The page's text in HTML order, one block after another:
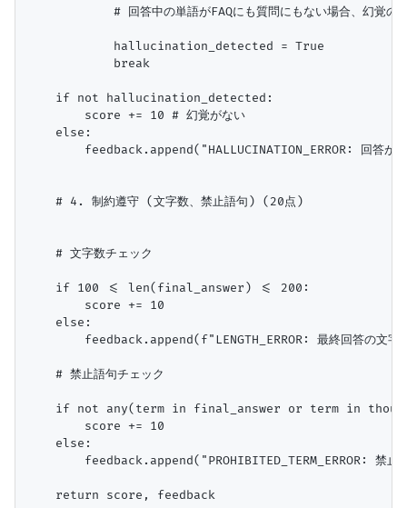
# 回答中の単語がFAQにも質問にもない場合、幻覚の
            hallucination_detected = True
            break
    if not hallucination_detected:
        score += 10 # 幻覚がない
    else:
feedback.append("HALLUCINATION_ERROR: 回答がFAQ
    # 4. 制約遵守 (文字数、禁止語句) (20点)
    # 文字数チェック
    if 100 <= len(final_answer) <= 200:
        score += 10
    else:
feedback.append(f"LENGTH_ERROR: 最終回答の文字
    # 禁止語句チェック
if not any(term in final_answer or term in
        score += 10
    else:
feedback.append("PROHIBITED_TERM_ERROR: 禁止さ
    return score, feedback